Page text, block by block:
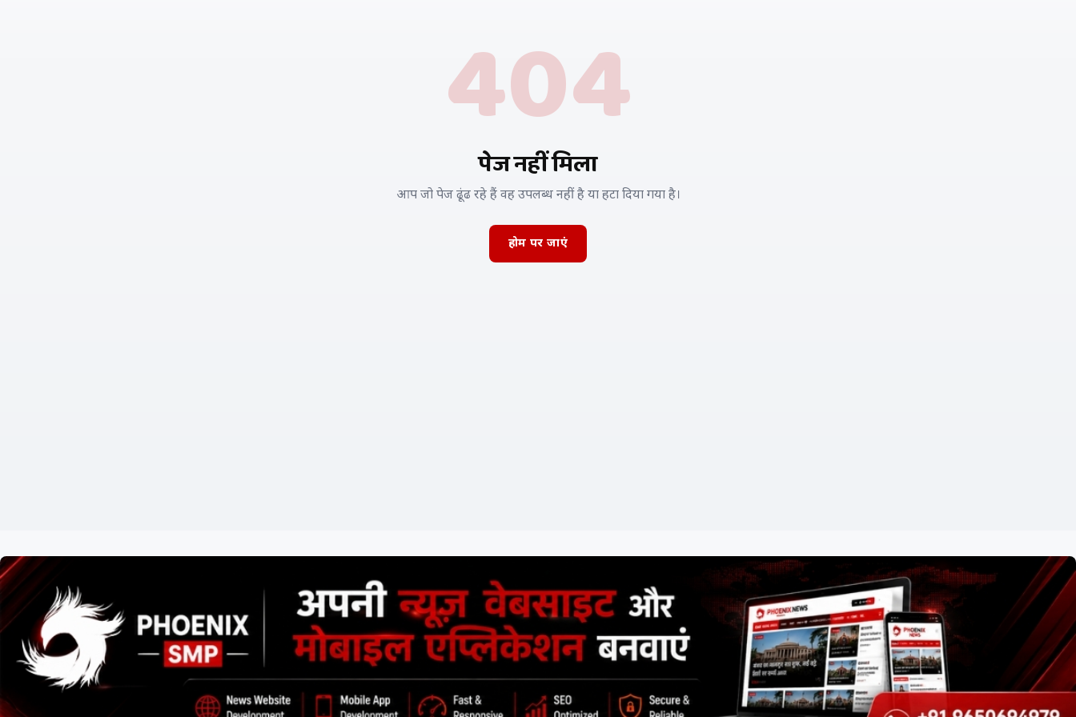
404
पेज नहीं मिला
आप जो पेज ढूंढ रहे हैं वह उपलब्ध नहीं है या हटा दिया गया है।
होम पर जाएं